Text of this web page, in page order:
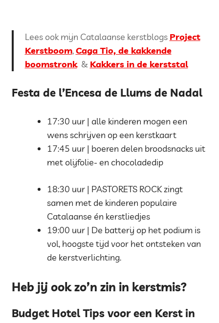
Lees ook mijn Catalaanse kerstblogs Project
Kerstboom,Caga Tio, de kakkende
boomstronk& Kakkers in de kerststal
Festa de l’Encesa de Llums de Nadal
17:30 uur | alle kinderen mogen een
wens schrijven op een kerstkaart
17:45 uur | boeren delen broodsnacks uit
met olijfolie- en chocoladedip
18:30 uur | PASTORETS ROCK zingt
samen met de kinderen populaire
Catalaanse én kerstliedjes
19:00 uur | De batterij op het podium is
vol, hoogste tijd voor het ontsteken van
de kerstverlichting.
Heb jij ook zo’n zin in kerstmis?
Budget Hotel Tips voor een Kerst in